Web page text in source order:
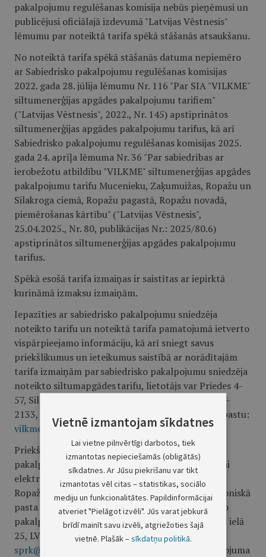
pakalpojumu regulēšanas komisija nebūs pieņēmusi un
publicējusi oficiālajā izdevumā "Latvijas Vēstnesis"
lēmumu par noteiktā tarifa spēkā stāšanās atsaukšanu.
No noteiktā tarifa spēkā stāšanās datuma nepiemēro
ar Sabiedrisko pakalpojumu regulēšanas komisijas
2022. gada 28. jūlija lēmumu Nr. 116 "Par SIA "VILKME"
siltumenerģijas apgādes pakalpojumu tarifiem"
("Latvijas Vēstnesis", 2022., Nr. 145) apstiprinātos
siltumenerģijas apgādes pakalpojumu tarifus, kā arī
Sabiedrisko pakalpojumu regulēšanas komisijas 2025.
gada 24. aprīļa lēmuma Nr. 36 "Par sabiedrības ar
ierobežotu atbildību "VILKME" siltumenerģijas apgādes
pakalpojumu tarifu Mucenieku, Zaķumuižas, Ropažu un
Silakroga ciemā, Ropažu pagastā, Ropažu novadā,
piemērošanas kārtību" ("Latvijas Vēstnesis",
25.04.2025., Nr. 80, publikācijas Nr.: 2025/80.6)
apstiprinātos siltumenerģijas apgādes pakalpojumu
tarifus.
Spēkā esošā tarifa izmaiņas ir saistītas ar iepirktā
kurināmā izmaksu izmaiņām.
Iepazīties ar sabiedrisko pakalpojumu sniedzēja
noteikto tarifu un noteiktā tarifa pamatojumā ietverto
vispārpieejamo informāciju, kā arī sniegt savus
priekšlikumus un ieteikumus saistībā ar norādītajām
tarifa izmaiņām par sabiedrisko pakalpojumu sniedzēja
noteikto siltumapgādes tarifu, lietotājs var Priedes 4-
57, Silakrogā, Ropažu pagastā, Ropažu novadā, LV-
2133, iepriekš sazinoties pa tālr. 67901050 vai e-pastu:
vilkme@vilkme.lv .
Priekšlikumus un ieteikumus par sabiedrisko
pakalpojumu sniedzēja noteikto tarifu rakstiski vai
elektroniski var iesniegt Priedes 4-57, Silakrogā,
Ropažu pagastā, Ropažu novadā, LV-2133, elektroniskā
pasta adrese:vilkme@vilkme.lv , kā arī Sabiedrisko
pakalpojumu regulēšanas komisijai Rīgā, Skanstes ielā
25, LV-1013, elektroniskā pasta adrese:
sprk@sprk.gov.lv
septiņu dienu laikā no šā paziņojuma
Vietnē izmantojam sīkdatnes
Lai vietne pilnvērtīgi darbotos, tiek
izmantotas nepieciešamās (obligātās)
sīkdatnes. Ar Jūsu piekrišanu var tikt
izmantotas vēl citas – statistikas, sociālo
mediju un funkcionalitātes. Papildinformācijai
atveriet "Pielāgot izvēli". Jūs varat jebkurā
brīdī mainīt savu izvēli, atgriežoties šajā
vietnē. Plašāk –sīkdatņu politikā.